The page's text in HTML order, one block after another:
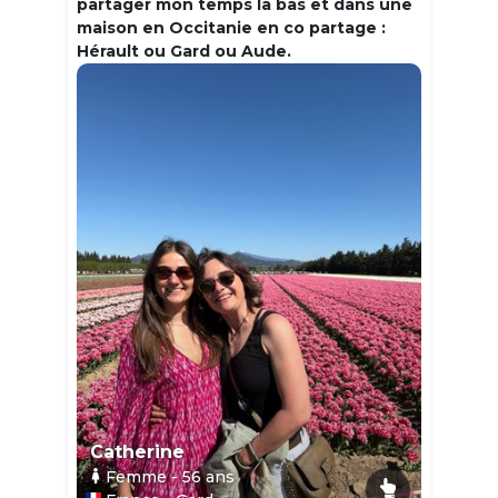
partager mon temps la bas et dans une
maison en Occitanie en co partage :
Hérault ou Gard ou Aude.
Catherine
Femme- 56ans